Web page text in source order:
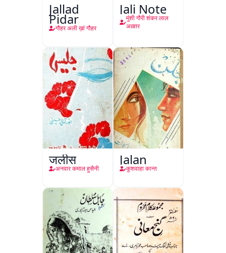
Jallad
Pidar
गौहर अली ख़ां गौहर
Jali Note
मुंशी गौरी शंकर लाल
अख़्तर
जलीस
अनवार कमाल हुसैनी
Jalan
कुशवाहा कान्त